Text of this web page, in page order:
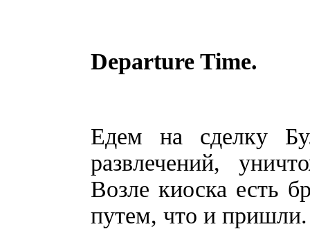
Departure Time.
Едем на сделку
развлечений,
Возле киоска есть
путем, что и пришли.